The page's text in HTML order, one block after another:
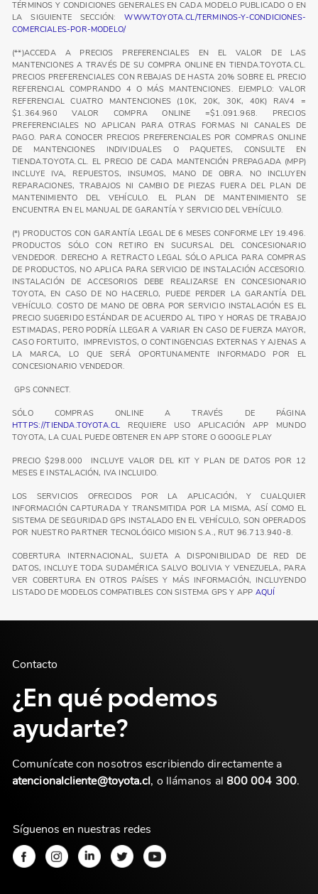
TÉRMINOS Y CONDICIONES GENERALES EN CADA MODELO PUBLICADO O EN
LA SIGUIENTE SECCIÓN:WWW.TOYOTA.CL/TERMINOS-Y-CONDICIONES-
COMERCIALES-POR-MODELO/
(**)ACCEDA A PRECIOS PREFERENCIALES EN EL VALOR DE LAS
MANTENCIONES A TRAVÉS DE SU COMPRA ONLINE EN TIENDA.TOYOTA.CL.
PRECIOS PREFERENCIALES CON REBAJAS DE HASTA 20% SOBRE EL PRECIO
REFERENCIAL COMPRANDO 4 O MÁS MANTENCIONES. EJEMPLO: VALOR
REFERENCIAL CUATRO MANTENCIONES (10K, 20K, 30K, 40K) RAV4 =
$1.364.960 VALOR COMPRA ONLINE =$1.091.968. PRECIOS
PREFERENCIALES NO APLICAN PARA OTRAS FORMAS NI CANALES DE
PAGO. PARA CONOCER PRECIOS PREFERENCIALES POR COMPRAS ONLINE
DE MANTENCIONES INDIVIDUALES O PAQUETES, CONSULTE EN
TIENDA.TOYOTA.CL. EL PRECIO DE CADA MANTENCIÓN PREPAGADA (MPP)
INCLUYE IVA, REPUESTOS, INSUMOS, MANO DE OBRA. NO INCLUYEN
REPARACIONES, TRABAJOS NI CAMBIO DE PIEZAS FUERA DEL PLAN DE
MANTENIMIENTO DEL VEHÍCULO. EL PLAN DE MANTENIMIENTO SE
ENCUENTRA EN EL MANUAL DE GARANTÍA Y SERVICIO DEL VEHÍCULO.
(*) PRODUCTOS CON GARANTÍA LEGAL DE 6 MESES CONFORME LEY 19.496.
PRODUCTOS SÓLO CON RETIRO EN SUCURSAL DEL CONCESIONARIO
VENDEDOR. DERECHO A RETRACTO LEGAL SÓLO APLICA PARA COMPRAS
DE PRODUCTOS, NO APLICA PARA SERVICIO DE INSTALACIÓN ACCESORIO.
INSTALACIÓN DE ACCESORIOS DEBE REALIZARSE EN CONCESIONARIO
TOYOTA, EN CASO DE NO HACERLO, PUEDE PERDER LA GARANTÍA DEL
VEHÍCULO. COSTO DE MANO DE OBRA POR SERVICIO INSTALACIÓN ES EL
PRECIO SUGERIDO ESTÁNDAR DE ACUERDO AL TIPO Y HORAS DE TRABAJO
ESTIMADAS, PERO PODRÍA LLEGAR A VARIAR EN CASO DE FUERZA MAYOR,
CASO FORTUITO, IMPREVISTOS, O CONTINGENCIAS EXTERNAS Y AJENAS A
LA MARCA, LO QUE SERÁ OPORTUNAMENTE INFORMADO POR EL
CONCESIONARIO VENDEDOR.
GPS CONNECT.
SÓLO COMPRAS ONLINE A TRAVÉS DE PÁGINA
HTTPS://TIENDA.TOYOTA.CL REQUIERE USO APLICACIÓN APP MUNDO
TOYOTA, LA CUAL PUEDE OBTENER EN APP STORE O GOOGLE PLAY
PRECIO $298.000 INCLUYE VALOR DEL KIT Y PLAN DE DATOS POR 12
MESES E INSTALACIÓN, IVA INCLUIDO.
LOS SERVICIOS OFRECIDOS POR LA APLICACIÓN, Y CUALQUIER
INFORMACIÓN CAPTURADA Y TRANSMITIDA POR LA MISMA, ASÍ COMO EL
SISTEMA DE SEGURIDAD GPS INSTALADO EN EL VEHÍCULO, SON OPERADOS
POR NUESTRO PARTNER TECNOLÓGICO MISION S.A., RUT 96.713.940-8.
COBERTURA INTERNACIONAL, SUJETA A DISPONIBILIDAD DE RED DE
DATOS, INCLUYE TODA SUDAMÉRICA SALVO BOLIVIA Y VENEZUELA, PARA
VER COBERTURA EN OTROS PAÍSES Y MÁS INFORMACIÓN, INCLUYENDO
LISTADO DE MODELOS COMPATIBLES CON SISTEMA GPS Y APP AQUÍ
Contacto
¿En qué podemos
ayudarte?
Comunícate con nosotros escribiendo directamente a
atencionalcliente@toyota.cl, o llámanos al 800 004 300.
Síguenos en nuestras redes